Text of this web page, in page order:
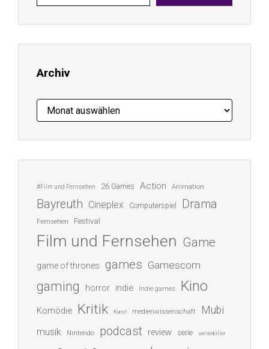
E-
ein ...
Archiv
Archiv
#Film und Fernsehen 26 Games Action Animation
Bayreuth Cineplex Computerspiel Drama
Fernsehen Festival
Film und Fernsehen Game
game of thrones games Gamescom
gaming horror indie Indie games Kino
Komödie Kritik Kunst medienwissenschaft Mubi
musik Nintendo podcast review serie serienkiller